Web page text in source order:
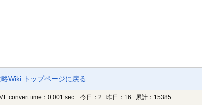
Wiki トップページに戻る
convert time：0.001 sec. 今日：2 昨日：16 累計：15385